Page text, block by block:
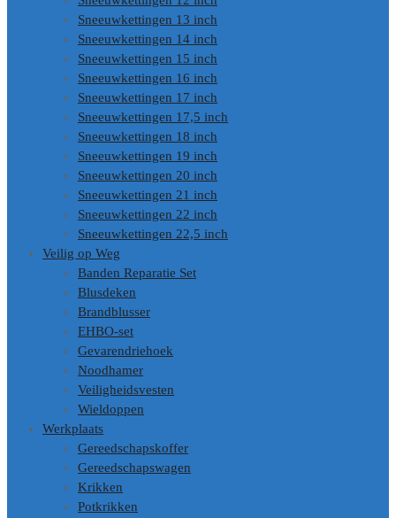
Sneeuwkettingen 13 inch
Sneeuwkettingen 14 inch
Sneeuwkettingen 15 inch
Sneeuwkettingen 16 inch
Sneeuwkettingen 17 inch
Sneeuwkettingen 17,5 inch
Sneeuwkettingen 18 inch
Sneeuwkettingen 19 inch
Sneeuwkettingen 20 inch
Sneeuwkettingen 21 inch
Sneeuwkettingen 22 inch
Sneeuwkettingen 22,5 inch
Veilig op Weg
Banden Reparatie Set
Blusdeken
Brandblusser
EHBO-set
Gevarendriehoek
Noodhamer
Veiligheidsvesten
Wieldoppen
Werkplaats
Gereedschapskoffer
Gereedschapswagen
Krikken
Potkrikken